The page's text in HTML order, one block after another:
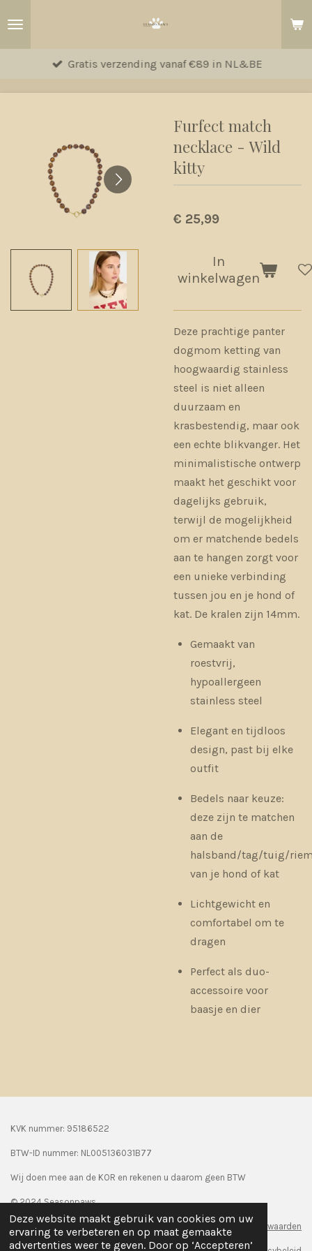
Deze website maakt gebruik van cookies om uw
ervaring te verbeteren en op maat gemaakte
advertenties weer te geven. Door op ‘Accepteren’
hoofdinhoud
Gratis verzending vanaf €89 in NL&BE
Furfect match
necklace - Wild
kitty
€ 25,99
In
winkelwagen
Deze prachtige panter
dogmom ketting van
hoogwaardig stainless
steel is niet alleen
duurzaam en
krasbestendig, maar ook
een echte blikvanger. Het
minimalistische ontwerp
maakt het geschikt voor
dagelijks gebruik,
terwijl de mogelijkheid
om er matchende bedels
aan te hangen zorgt voor
een unieke verbinding
tussen jou en je hond of
kat. De kralen zijn 14mm.
Gemaakt van
roestvrij,
hypoallergeen
stainless steel
Elegant en tijdloos
design, past bij elke
outfit
Bedels naar keuze:
deze zijn te matchen
aan de
halsband/tag/tuig/
van je hond of kat
Lichtgewicht en
comfortabel om te
dragen
Perfect als duo-
accessoire voor
baasje en dier
KVK nummer: 95186522
BTW-ID nummer: NL005136031B77
Wij doen mee aan de KOR en rekenen u daarom geen BTW
© 2024 Seasonpaws
Algemene voorwaarden